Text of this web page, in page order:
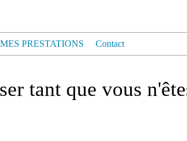
MES PRESTATIONS Contact
tant que vous